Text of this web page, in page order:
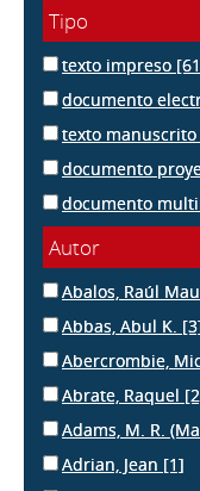
Tipo
texto impreso
documento
texto manuscrito
documento
documento
Autor
Abalos, Raúl
Abbas, Abul K.
Abercrombie,
Abrate, Raquel
Adams, M. R.
Adrian, Jean [1]